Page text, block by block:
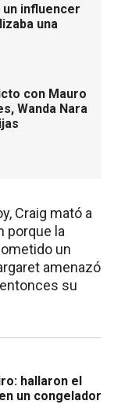
influencer
una
con Mauro
Wanda Nara
Craig mató a
porque la
un
amenazó
su
hallaron el
un congelador